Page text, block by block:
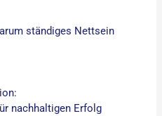
ständiges Nettsein
nachhaltigen Erfolg